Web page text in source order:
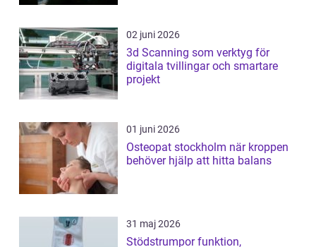
02 juni 2026
3d Scanning som verktyg för
digitala tvillingar och smartare
projekt
01 juni 2026
Osteopat stockholm när kroppen
behöver hjälp att hitta balans
31 maj 2026
Stödstrumpor funktion,